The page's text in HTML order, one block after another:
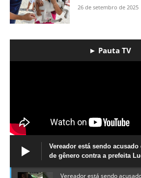
26 de setembro de 2025
► Pauta TV
Vereador está sendo
de gênero contra a prefeita
Vereador está sendo